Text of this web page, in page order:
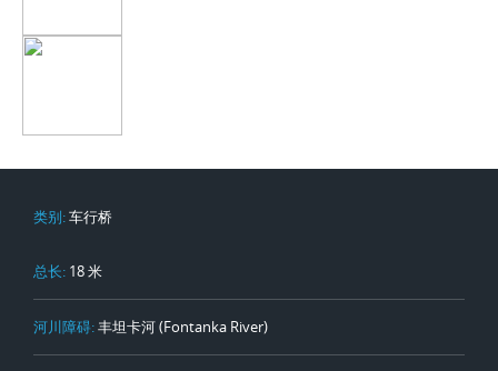
类别:车行桥
总长: 18 米
河川障碍:丰坦卡河 (Fontanka River)